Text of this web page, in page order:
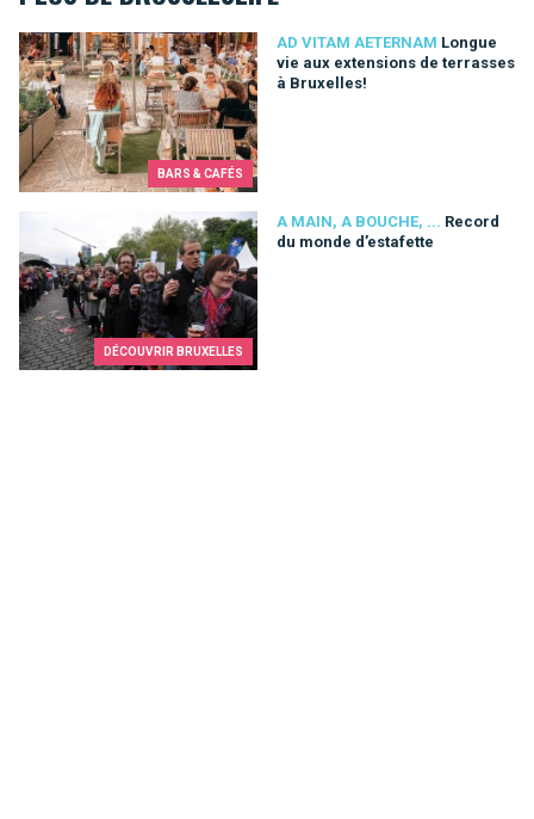
BARS & CAFÉS
AD VITAM AETERNAM Longue
vie aux extensions de terrasses
à Bruxelles!
Longue vie aux extensions de terrasses à Bruxelles!
DÉCOUVRIR BRUXELLES
A MAIN, A BOUCHE, ... Record
du monde d’estafette
Record du monde d’estafette